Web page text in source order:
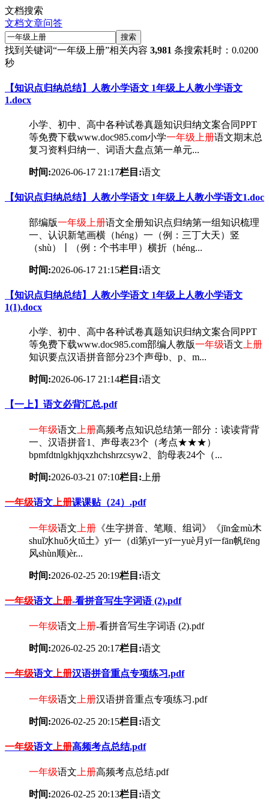
文档搜索
文档文章问答
搜索
找到关键词“一年级上册”相关内容 3,981 条搜索耗时：0.0200
秒
【知识点归纳总结】人教小学语文 1年级上人教小学语文
1.docx
小学、初中、高中各种试卷真题知识归纳文案合同PPT
等免费下载www.doc985.com小学一年级 上册语文期末总
复习资料归纳一、词语大盘点第一单元...
时间:2026-06-17 21:17栏目:语文
【知识点归纳总结】人教小学语文 1年级上人教小学语文1.doc
部编版一年级 上册语文全册知识点归纳第一组知识梳理
一、认识新笔画横（héng）一（例：三丁大天）竖
（shù）丨（例：个书丰甲）横折（héng...
时间:2026-06-17 21:15栏目:语文
【知识点归纳总结】人教小学语文 1年级上人教小学语文
1(1).docx
小学、初中、高中各种试卷真题知识归纳文案合同PPT
等免费下载www.doc985.com部编人教版一年级语文 上册
知识要点汉语拼音部分23个声母b、p、m...
时间:2026-06-17 21:14栏目:语文
【一上】语文必背汇总.pdf
一年级语文 上册高频考点知识总结第一部分：读读背背
一、汉语拼音1、声母表23个（考点★★★）
bpmfdtnlɡkhjqxzhchshrzcsyw2、韵母表24个（...
时间:2026-03-21 07:10栏目: 上册
一年级语文 上册课课贴（24）.pdf
一年级语文 上册 《生字拼音、笔顺、组词》《jīn金mù木
shuǐ水huǒ火tǔ土》yī一（dì第yī一yī一yuè月yī一fān帆fēnɡ
风shùn顺)èr...
时间:2026-02-25 20:19栏目:语文
一年级语文 上册-看拼音写生字词语 (2).pdf
一年级语文 上册-看拼音写生字词语 (2).pdf
时间:2026-02-25 20:17栏目:语文
一年级语文上册汉语拼音重点专项练习.pdf
一年级语文 上册汉语拼音重点专项练习.pdf
时间:2026-02-25 20:15栏目:语文
一年级语文 上册高频考点总结.pdf
一年级语文 上册高频考点总结.pdf
时间:2026-02-25 20:13栏目:语文